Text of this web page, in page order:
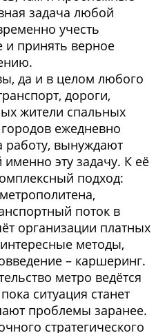
задача любой
учесть
и принять верное
да и в целом любого
дороги,
жители спальных
ежедневно
работу, вынуждают
эту задачу. К её
подход:
поток в
организации платных
методы,
– каршеринг.
метро ведётся
ситуация станет
проблемы заранее.
стратегического